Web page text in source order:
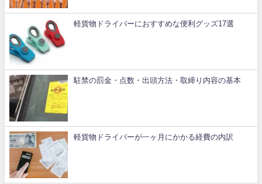
軽貨物ドライバーにおすすめな便利グッズ17選
駐禁の罰金・点数・出頭方法・取締り内容の基本
軽貨物ドライバーが一ヶ月にかかる経費の内訳